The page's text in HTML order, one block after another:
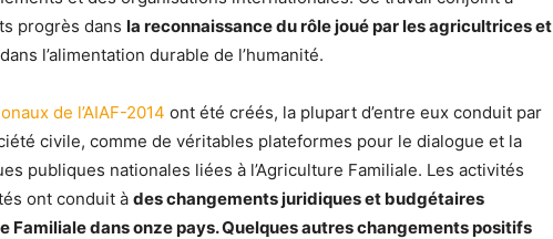
progrès dans la reconnaissance du rôle joué par les agricultrices et
dans l’alimentation durable de l’humanité.
de l’AIAF-2014 ont été créés, la plupart d’entre eux conduit par
civile, comme de véritables plateformes pour le dialogue et la
publiques nationales liées à l’Agriculture Familiale. Les activités
ont conduit à des changements juridiques et budgétaires
Familiale dans onze pays. Quelques autres changements positifs